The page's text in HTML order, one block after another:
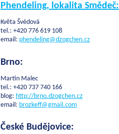
Phendeling, lokalita Smědeč:
Květa Švédová
tel.: +420 776 619 108
email: phendeling@dzogchen.cz
Brno:
Martin Malec
tel.: +420 737 740 166
blog: http://brno.dzogchen.cz
email: brozkeff@gmail.com
České Budějovice: